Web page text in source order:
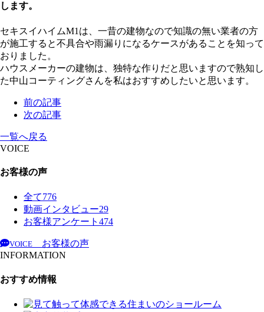
します。
セキスイハイムM1は、一昔の建物なので知識の無い業者の方
が施工すると不具合や雨漏りになるケースがあることを知って
おりました。
ハウスメーカーの建物は、独特な作りだと思いますので熟知し
た中山コーティングさんを私はおすすめしたいと思います。
前の記事
次の記事
一覧へ戻る
VOICE
お客様の声
全て776
動画インタビュー29
お客様アンケート 474
VOICE
お客様の声
INFORMATION
おすすめ情報